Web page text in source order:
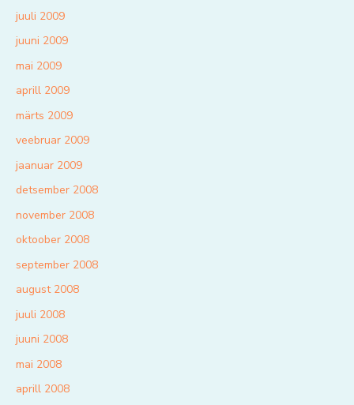
juuli 2009
juuni 2009
mai 2009
aprill 2009
märts 2009
veebruar 2009
jaanuar 2009
detsember 2008
november 2008
oktoober 2008
september 2008
august 2008
juuli 2008
juuni 2008
mai 2008
aprill 2008